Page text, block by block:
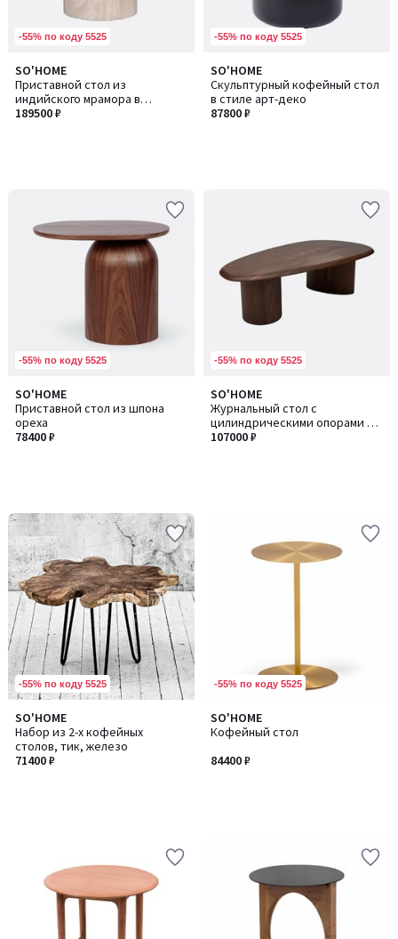
-55% по коду 5525
SO'HOME
Приставной стол из
индийского мрамора в
бежевом глянце
189500 ₽
-55% по коду 5525
SO'HOME
Скульптурный кофейный стол
в стиле арт-деко
87800 ₽
-55% по коду 5525
SO'HOME
Приставной стол из шпона
ореха
78400 ₽
-55% по коду 5525
SO'HOME
Журнальный стол с
цилиндрическими опорами в
отделке орех
107000 ₽
-55% по коду 5525
SO'HOME
Набор из 2-х кофейных
столов, тик, железо
71400 ₽
-55% по коду 5525
SO'HOME
Кофейный стол
84400 ₽